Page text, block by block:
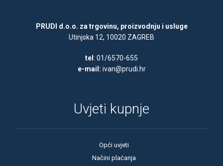
PRUDI d.o.o. za trgovinu, proizvodnju i usluge
Utinjska 12, 10020 ZAGREB
tel : 01/6570-655
e-mail: ivan@prudi.hr
Uvjeti kupnje
Opći uvjeti
Načini plaćanja